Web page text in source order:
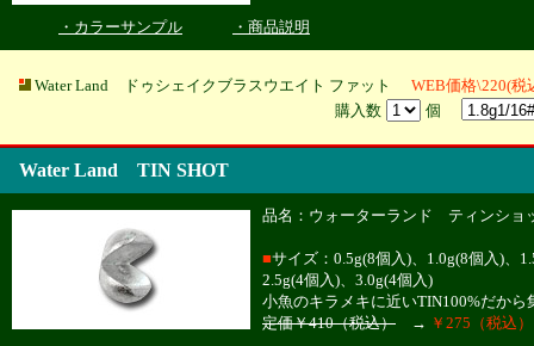
・カラーサンプル ・商品説明
Water Land ドゥシェイクブラスウエイト ファット
WEB価格\220(税
購入数
個
Water Land TIN SHOT
品名：ウォーターランド ティンショ
■サイズ： 0.5g(8個入)、1.0g(8個入)、
2.5g(4個入)、3.0g(4個入)
小魚のキラメキに近いTIN100%だから
定価￥410（税込） → ￥275（税込）